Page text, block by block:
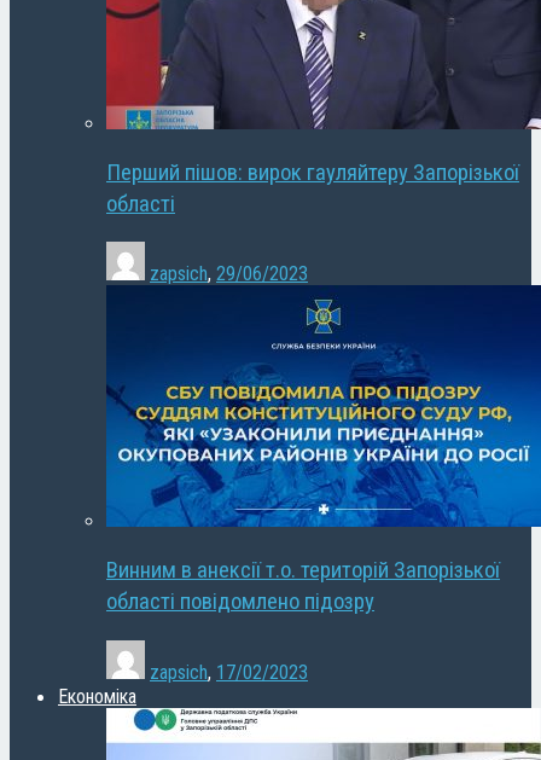
Перший пішов: вирок гауляйтеру Запорізької
області
zapsich, 29/06/2023
Винним в анексії т.о. територій Запорізької
області повідомлено підозру
zapsich, 17/02/2023
Економіка